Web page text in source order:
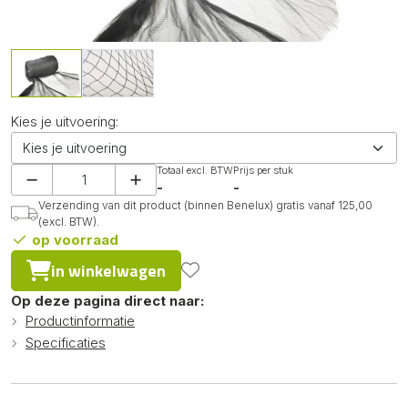
Kies je uitvoering:
Totaal excl. BTW
-
Prijs per stuk
-
Verzending van dit product (binnen Benelux) gratis vanaf 125,00
(excl. BTW).
op voorraad
in winkelwagen
Op deze pagina direct naar:
Productinformatie
Specificaties